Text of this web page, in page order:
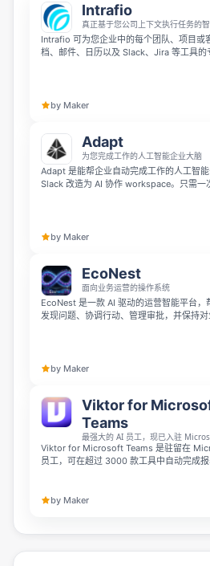
Intrafio
真正基于您公司上下文执行任务的
Intrafio 可为您企业中的每个团队、项目或
档、邮件、日历以及 Slack、Jira 等工具的
by Maker
Adapt
为您完成工作的人工智能企业大脑
Adapt 是能帮企业自动完成工作的人工智
Slack 改造为 AI 协作 workspace。只需一
by Maker
EcoNest
面向业务运营的操作系统
EcoNest 是一款 AI 驱动的运营智能平台，
发现问题、协调行动、管理审批，并保持
by Maker
Viktor for
Teams
最强大的 AI 员工，现已入驻
Viktor for Microsoft Teams 是驻留在
员工，可在超过 3000 款工具中自动完成
美元额度，无需绑定信用卡。
by Maker